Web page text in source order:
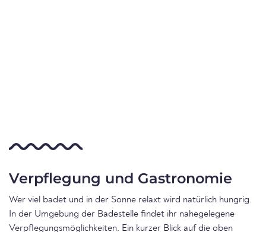
Verpflegung und Gastronomie
Wer viel badet und in der Sonne relaxt wird natürlich hungrig.
In der Umgebung der Badestelle findet ihr nahegelegene
Verpflegungsmöglichkeiten. Ein kurzer Blick auf die oben